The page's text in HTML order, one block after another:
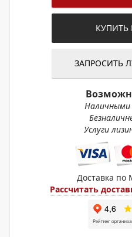
КУПИТЬ
ЗАПРОСИТЬ
Наличными
Услуги
Доставка по
Рассчитать